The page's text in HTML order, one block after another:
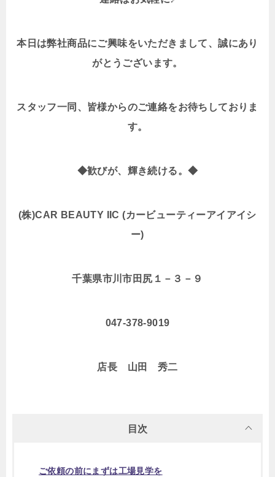
本日は弊社商品にご興味をいただきまして、誠にあり
がとうございます。
スタッフ一同、皆様からのご連絡をお待ちしておりま
す。
◆歓びが、輝き続ける。◆
(株)CAR BEAUTY IIC (カービューティーアイアイシ
ー)
千葉県市川市田尻１－３－９
047-378-9019
店長 山田 秀二
目次
ご依頼の前にまずは工場見学を